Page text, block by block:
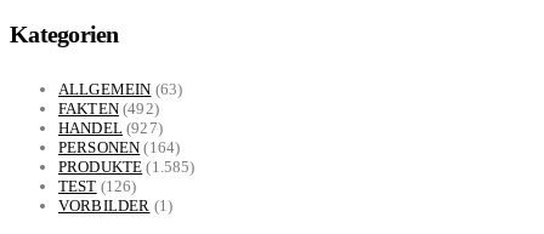
Kategorien
ALLGEMEIN (63)
FAKTEN(492)
HANDEL(927)
PERSONEN (164)
PRODUKTE (1.585)
TEST (126)
VORBILDER (1)